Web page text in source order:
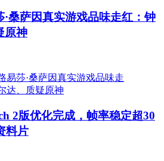
·桑萨因真实游戏品味走红：钟
原神
2版优化完成，帧率稳定超30
料片